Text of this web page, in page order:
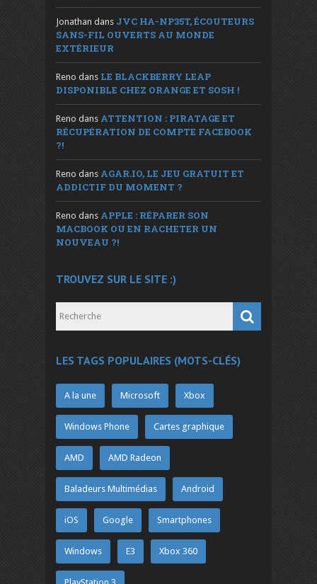
Jonathan dans JVC HA-NP35T, ÉCOUTEURS
SANS-FIL OUVERTS AU MONDE
EXTÉRIEUR
Reno dans LE BLACKBERRY LEAP
DISPONIBLE CHEZ ORANGE ET SOSH !
Reno dans ATTENTION : PIRATAGE ET
RÉCUPÉRATION DE COMPTE FACEBOOK
?!
Reno dans AGAR.IO, LE JEU GRATUIT ET
ADDICTIF DU MOMENT ?
Reno dans APPLE : RÉPARER SON
MACBOOK OU EN RACHETER UN
NOUVEAU ?!
TROUVEZ SUR LE SITE :)
LES TAGS POPULAIRES (MOTS-CLÉS)
A la une Microsoft Xbox
Windows Phone Cartes graphique
AMD AMD Radeon
Baladeurs Multimédias Android
iOS Google Smartphones
Windows E3 Xbox 360